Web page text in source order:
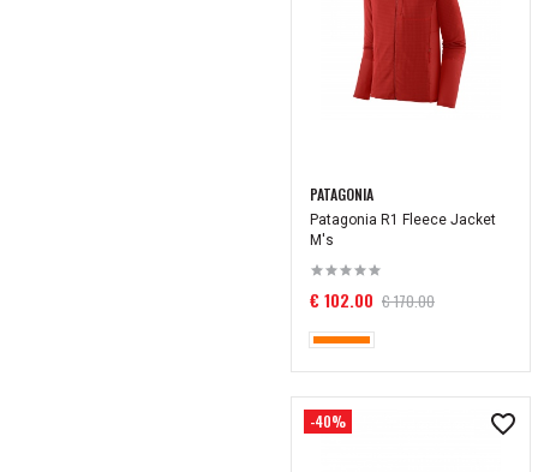
PATAGONIA
Patagonia R1 Fleece Jacket
M's
€ 102.00 € 170.00
-40%